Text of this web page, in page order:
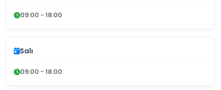
09:00 - 18:00
Salı
09:00 - 18:00